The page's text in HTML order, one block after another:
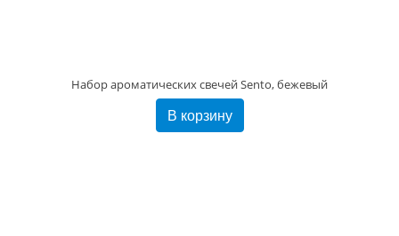
Набор ароматических свечей Sento, бежевый
В корзину